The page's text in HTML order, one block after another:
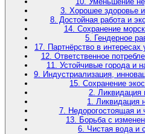
3. Хорошее здоровье
8. Достойная работа и
14. Сохранение
5. Гендерное
17. Партнёрство в интересах
12. Ответственное
11. Устойчивые города и
9. Индустриализация,
15. Сохранение
2. Ликвидация
1. Ликвидация
7. Недорогостоящая и
13. Борьба с
6. Чистая вода и